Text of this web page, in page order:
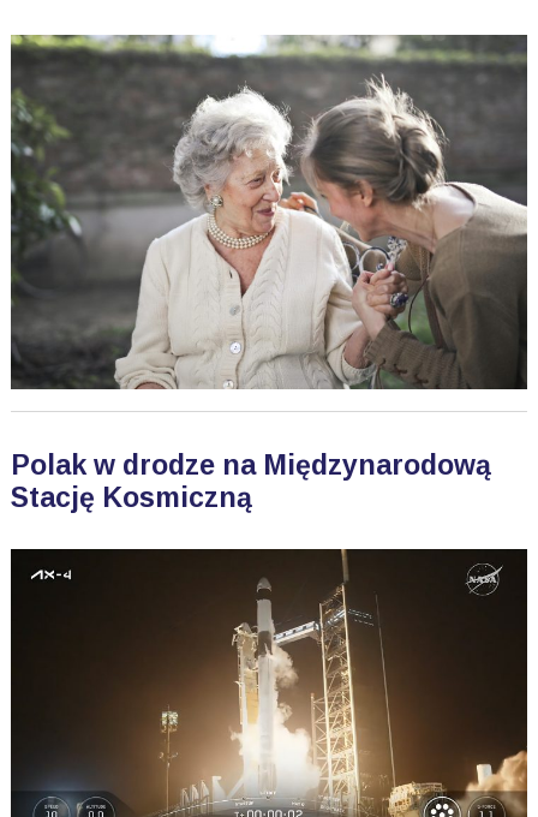
Polak w drodze na Międzynarodową
Stację Kosmiczną